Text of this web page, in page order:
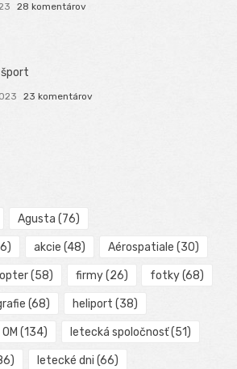
28 komentárov
23 komentárov
Agusta (76)
akcie (48) Aérospatiale (30)
(58) firmy(26) fotky(68)
(68) heliport (38)
(134) letecká spoločnosť(51)
letecké dni (66)